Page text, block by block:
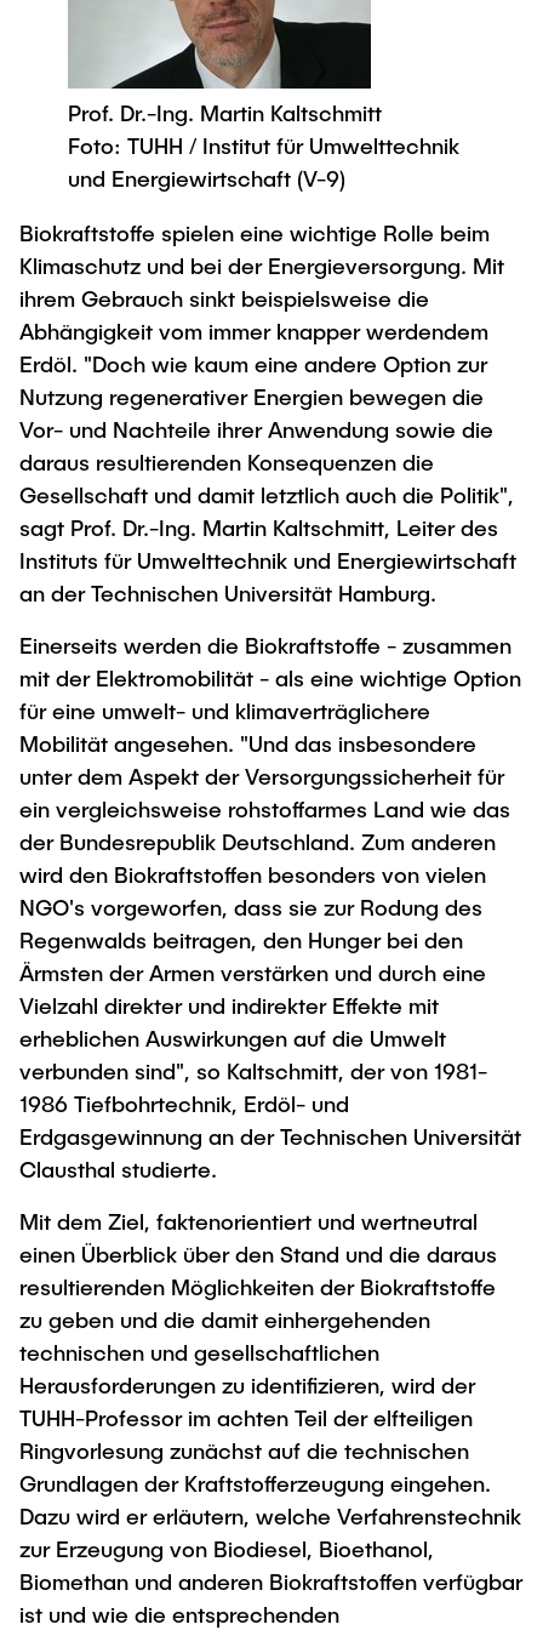
Flyers and brochures
University magazine spektrum
Events
Merchandise-Shop
Working at TU Hamburg
Job opportunities
Faculty recruiting
Information for new employees
Internal Information
Advice and contact
Around student life
study organization
After Graduation
Alumni
Career Center
Graduate Academy
Doctoral Degrees
Continuing Education
UNU HUB "Engineering to Face Climate
Research Funding
Early Career Research Support
Good Scientific Practice
Future Lectures
Team
Research & Transfer News
Interdisciplinary Workshop of the FSP
"Biobased Processes and Reactor
Technologies"
Process Engineering
Study programs
Research and Institutes
Technology and Innovation in Education
Study programs
Management Sciences and Technology
Study Programs
Research and Institutes
Mechanical Engineering
Study programs
Research and institutes
Joint School of Multidisciplinary Studies
Institutes
Overview
Exchange students
Intercultural Hub
International Scholars & Guests
Partnerships and Strategy
Study Exchange Partnerships
How to establish partnerships
Strategy
ECIU University
Contacts & International Team
Prof. Dr.-Ing. Martin Kaltschmitt
Foto: TUHH / Institut für Umwelttechnik
und Energiewirtschaft (V-9)
Biokraftstoffe spielen eine wichtige Rolle beim
Klimaschutz und bei der Energieversorgung. Mit
ihrem Gebrauch sinkt beispielsweise die
Abhängigkeit vom immer knapper werdendem
Erdöl. "Doch wie kaum eine andere Option zur
Nutzung regenerativer Energien bewegen die
Vor- und Nachteile ihrer Anwendung sowie die
daraus resultierenden Konsequenzen die
Gesellschaft und damit letztlich auch die Politik",
sagt Prof. Dr.-Ing. Martin Kaltschmitt, Leiter des
Instituts für Umwelttechnik und Energiewirtschaft
an der Technischen Universität Hamburg.
Einerseits werden die Biokraftstoffe - zusammen
mit der Elektromobilität - als eine wichtige Option
für eine umwelt- und klimaverträglichere
Mobilität angesehen. "Und das insbesondere
unter dem Aspekt der Versorgungssicherheit für
ein vergleichsweise rohstoffarmes Land wie das
der Bundesrepublik Deutschland. Zum anderen
wird den Biokraftstoffen besonders von vielen
NGO's vorgeworfen, dass sie zur Rodung des
Regenwalds beitragen, den Hunger bei den
Ärmsten der Armen verstärken und durch eine
Vielzahl direkter und indirekter Effekte mit
erheblichen Auswirkungen auf die Umwelt
verbunden sind", so Kaltschmitt, der von 1981-
1986 Tiefbohrtechnik, Erdöl- und
Erdgasgewinnung an der Technischen Universität
Clausthal studierte.
Mit dem Ziel, faktenorientiert und wertneutral
einen Überblick über den Stand und die daraus
resultierenden Möglichkeiten der Biokraftstoffe
zu geben und die damit einhergehenden
technischen und gesellschaftlichen
Herausforderungen zu identifizieren, wird der
TUHH-Professor im achten Teil der elfteiligen
Ringvorlesung zunächst auf die technischen
Grundlagen der Kraftstofferzeugung eingehen.
Dazu wird er erläutern, welche Verfahrenstechnik
zur Erzeugung von Biodiesel, Bioethanol,
Biomethan und anderen Biokraftstoffen verfügbar
ist und wie die entsprechenden